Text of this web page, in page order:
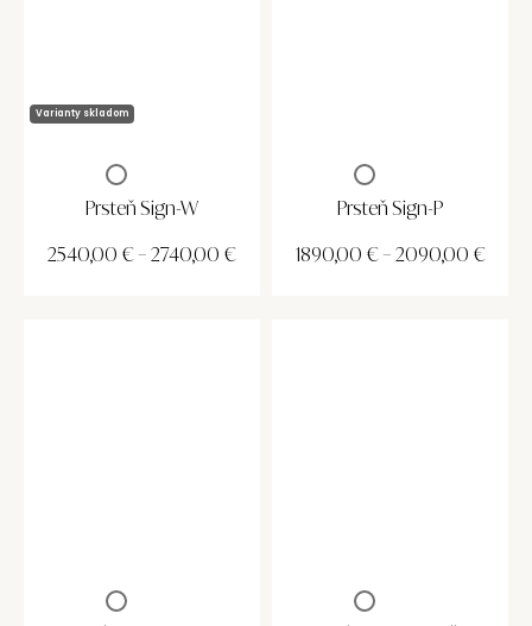
Varianty skladom
Prsteň Sign-W
2540,00 € – 2740,00 €
Prsteň Sign-P
1890,00 € – 2090,00 €